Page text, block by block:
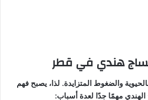
هندي في قطر
والضغوط المتزايدة. لذا، يصبح فهم
مهمًا جدًا لعدة أسباب: